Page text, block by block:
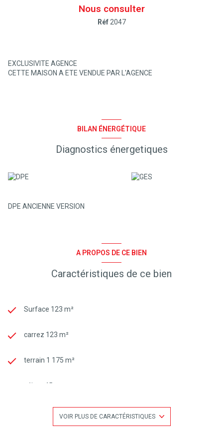
Nous consulter
Réf 2047
EXCLUSIVITE AGENCE
CETTE MAISON A ETE VENDUE PAR L'AGENCE
BILAN ÉNERGÉTIQUE
Diagnostics énergetiques
DPE ANCIENNE VERSION
A PROPOS DE CE BIEN
Caractéristiques de ce bien
Surface 123 m²
carrez 123 m²
terrain 1 175 m²
séjour 45 m²
VOIR PLUS DE CARACTÉRISTIQUES